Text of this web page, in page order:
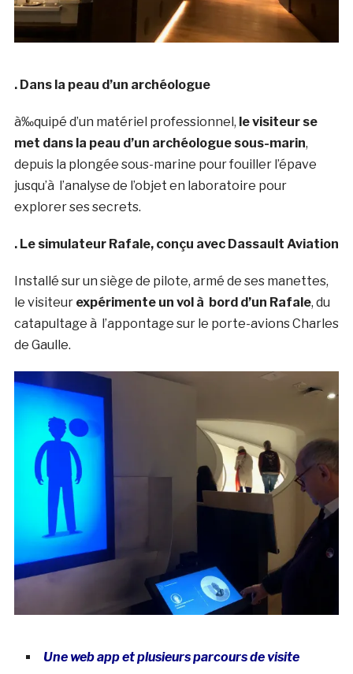
. Dans la peau d’un archéologue
à‰quipé d’un matériel professionnel, le visiteur se
met dans la peau d’un archéologue sous-marin,
depuis la plongée sous-marine pour fouiller l’épave
jusqu’à l’analyse de l’objet en laboratoire pour
explorer ses secrets.
. Le simulateur Rafale, conçu avec Dassault Aviation
Installé sur un siège de pilote, armé de ses manettes,
le visiteur expérimente un vol à bord d’un Rafale, du
catapultage à l’appontage sur le porte-avions Charles
de Gaulle.
Une web app et plusieurs parcours de visite